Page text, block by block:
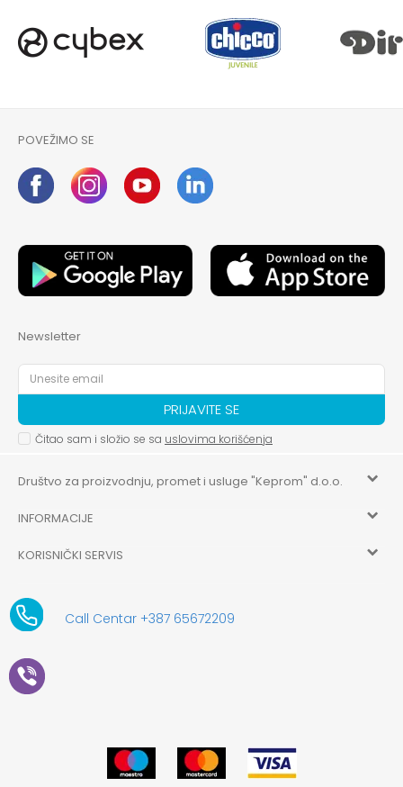
POVEŽIMO SE
Newsletter
PRIJAVITE SE
Čitao sam i složio se sa uslovima korišćenja
Društvo za proizvodnju, promet i usluge "Keprom" d.o.o.
HILANDARSKA 32, ISTOČNO NOVO SARAJEVO, ISTOČNO
aksaonlinebih@aksabih.ba
5514802214205743
61-01-0052-11
11079253
INFORMACIJE
Zaposlenje
Saradnja
KORISNIČKI SERVIS
Uslovi korišćenja i prodaje
Kako kupiti
Plaćanje karticama
Call Centar +387 65672209